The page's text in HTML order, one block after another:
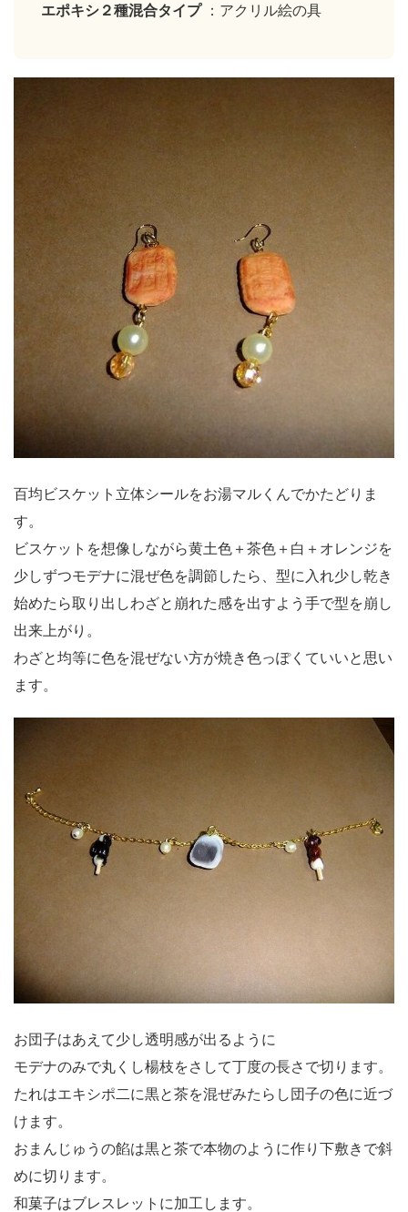
エポキシ２種混合タイプ ：アクリル絵の具
百均ビスケット立体シールをお湯マルくんでかたどりま
す。
ビスケットを想像しながら黄土色＋茶色＋白＋オレンジを
少しずつモデナに混ぜ色を調節したら、型に入れ少し乾き
始めたら取り出しわざと崩れた感を出すよう手で型を崩し
出来上がり。
わざと均等に色を混ぜない方が焼き色っぽくていいと思い
ます。
お団子はあえて少し透明感が出るように
モデナのみで丸くし楊枝をさして丁度の長さで切ります。
たれはエキシポ二に黒と茶を混ぜみたらし団子の色に近づ
けます。
おまんじゅうの餡は黒と茶で本物のように作り下敷きで斜
めに切ります。
和菓子はブレスレットに加工します。